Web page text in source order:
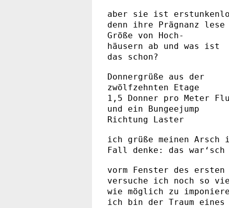
aber sie ist
denn ihre Prägnanz
Größe von Hoch-
häusern ab und was ist
das schon?
Donnergrüße aus der
zwölfzehnten Etage
1,5 Donner pro Meter
und ein Bungeejump
Richtung Laster
ich grüße meinen Arsch
Fall denke: das
vorm Fenster des ersten
versuche ich noch so
wie möglich zu
ich bin der Traum eines